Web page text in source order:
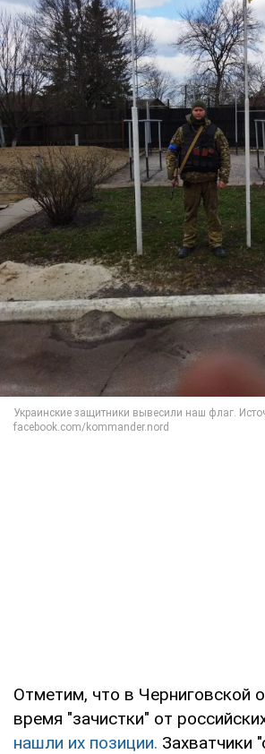
Отметим, что в Черниговской
время "зачистки" от
нашли их позиции. Захватчики